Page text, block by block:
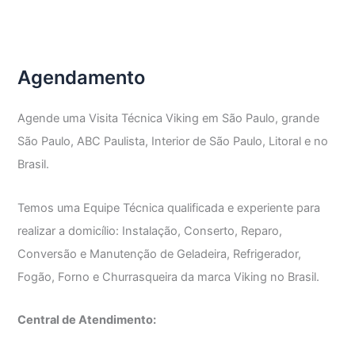
Agendamento
Agende uma Visita Técnica Viking em São Paulo, grande
São Paulo, ABC Paulista, Interior de São Paulo, Litoral e no
Brasil.
Temos uma Equipe Técnica qualificada e experiente para
realizar a domicílio: Instalação, Conserto, Reparo,
Conversão e Manutenção de Geladeira, Refrigerador,
Fogão, Forno e Churrasqueira da marca Viking no Brasil.
Central de Atendimento: